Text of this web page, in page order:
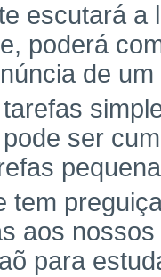
escutará
poderá
de um
ser
tem
aos
para